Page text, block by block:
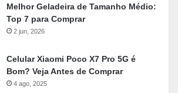
Melhor Geladeira de Tamanho Médio:
Top 7 para Comprar
2 jun, 2026
Celular Xiaomi Poco X7 Pro 5G é
Bom? Veja Antes de Comprar
4 ago, 2025